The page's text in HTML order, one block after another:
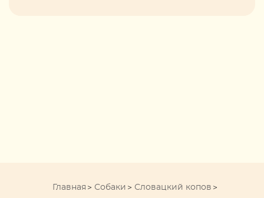
Главная Собаки Словацкий копов